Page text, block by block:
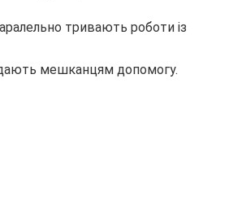
тривають роботи із
мешканцям допомогу.